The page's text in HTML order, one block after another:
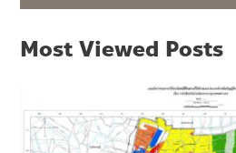
Most Viewed Posts